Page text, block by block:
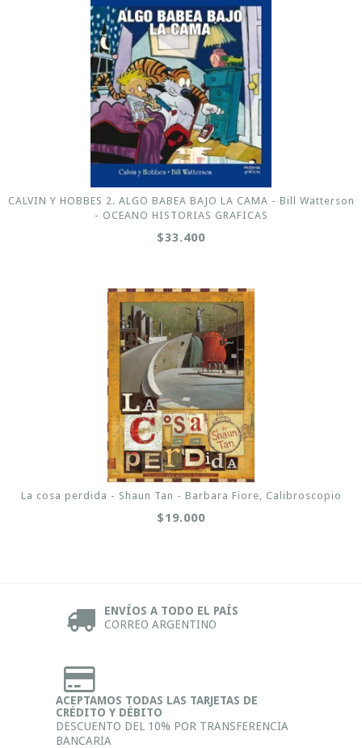
CALVIN Y HOBBES 2. ALGO BABEA BAJO LA CAMA - Bill Watterson
- OCEANO HISTORIAS GRAFICAS
$33.400
La cosa perdida - Shaun Tan - Barbara Fiore, Calibroscopio
$19.000
ENVÍOS A TODO EL PAÍS
CORREO ARGENTINO
ACEPTAMOS TODAS LAS TARJETAS DE
CRÉDITO Y DÉBITO
DESCUENTO DEL 10% POR TRANSFERENCIA
BANCARIA